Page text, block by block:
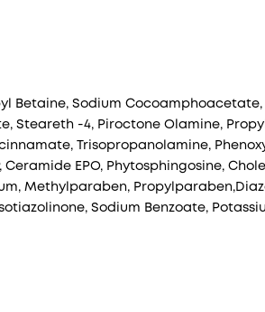
Betaine, Sodium Cocoamphoacetate,
Steareth -4, Piroctone Olamine,
Trisopropanolamine,
EPO, Phytosphingosine,
Methylparaben,
Sodium Benzoate,